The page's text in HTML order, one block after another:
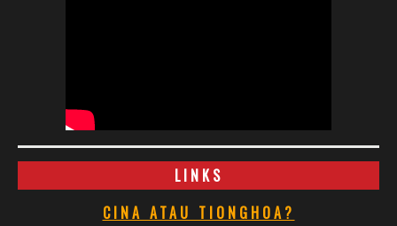
LINKS
CINA ATAU TIONGHOA?